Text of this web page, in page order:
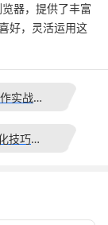
器，提供了丰富
好，灵活运用这
谷歌浏览器自动同步功能操作实战经验分享
Chrome浏览器启动速度优化技巧解析